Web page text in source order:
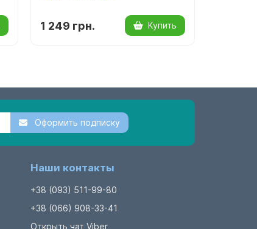
1 249 грн. Купить
Оформить подписку
Наши контакты
+38 (093) 511-99-80
+38 (066) 908-33-41
Открыть чат Viber